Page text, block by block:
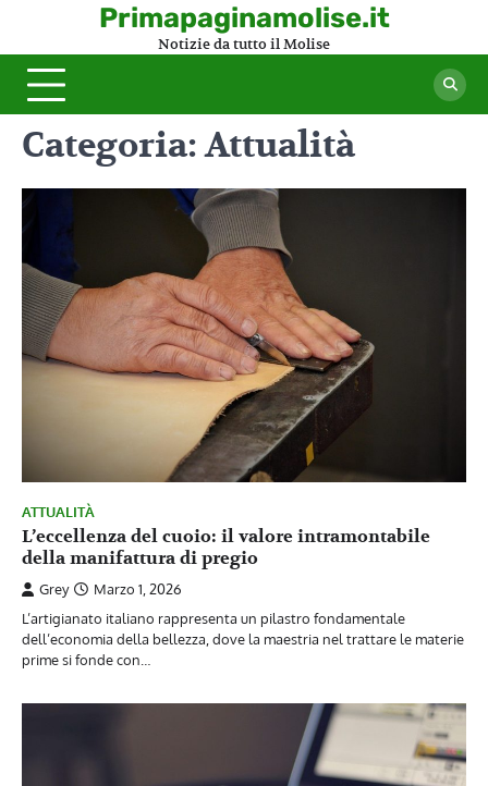
content
Primapaginamolise.it
Notizie da tutto il Molise
Categoria:Attualità
ATTUALITÀ
L’eccellenza del cuoio: il valore intramontabile
della manifattura di pregio
Grey
Marzo 1, 2026
L’artigianato italiano rappresenta un pilastro fondamentale
dell’economia della bellezza, dove la maestria nel trattare le materie
prime si fonde con…